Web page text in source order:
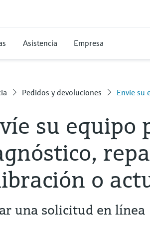
Asistencia Empresa
Pedidos y devoluciones Envíe su
su equipo
o
una solicitud en línea